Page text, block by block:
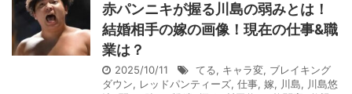
赤パンニキが握る川島の弱みとは！
結婚相手の嫁の画像！現在の仕事&職
業は？
2025/10/11 てる, キャラ変, ブレイキング
ダウン, レッドパンティーズ, 仕事, 嫁, 川島, 川島悠